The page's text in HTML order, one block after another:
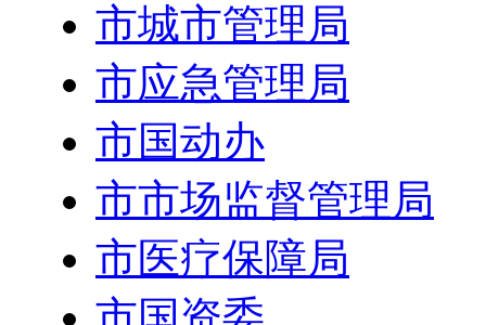
市城市管理局
市应急管理局
市国动办
市市场监督管理局
市医疗保障局